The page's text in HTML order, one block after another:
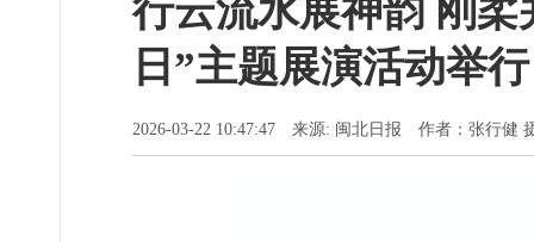
行云流水展神韵 刚
日”主题展演活动举行
2026-03-22 10:47:47 来源: 闽北日报 作者：张行健